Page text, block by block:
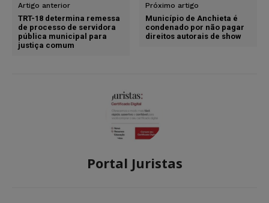
Artigo anterior
TRT-18 determina remessa
de processo de servidora
pública municipal para
justiça comum
Próximo artigo
Município de Anchieta é
condenado por não pagar
direitos autorais de show
Portal Juristas